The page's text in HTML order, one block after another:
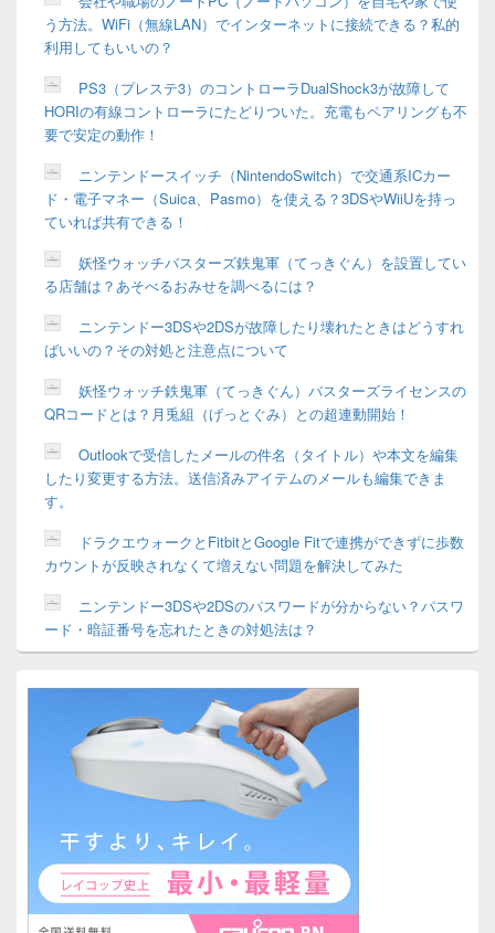
う方法。WiFi（無線LAN）でインターネットに接続できる？私的
利用してもいいの？
PS3（プレステ3）のコントローラDualShock3が故障して
HORIの有線コントローラにたどりついた。充電もペアリングも不
要で安定の動作！
ニンテンドースイッチ（NintendoSwitch）で交通系ICカー
ド・電子マネー（Suica、Pasmo）を使える？3DSやWiiUを持っ
ていれば共有できる！
妖怪ウォッチバスターズ鉄鬼軍（てっきぐん）を設置してい
る店舗は？あそべるおみせを調べるには？
ニンテンドー3DSや2DSが故障したり壊れたときはどうすれ
ばいいの？その対処と注意点について
妖怪ウォッチ鉄鬼軍（てっきぐん）バスターズライセンスの
QRコードとは？月兎組（げっとぐみ）との超連動開始！
Outlookで受信したメールの件名（タイトル）や本文を編集
したり変更する方法。送信済みアイテムのメールも編集できま
す。
ドラクエウォークとFitbitとGoogle Fitで連携ができずに歩数
カウントが反映されなくて増えない問題を解決してみた
ニンテンドー3DSや2DSのパスワードが分からない？パスワ
ード・暗証番号を忘れたときの対処法は？